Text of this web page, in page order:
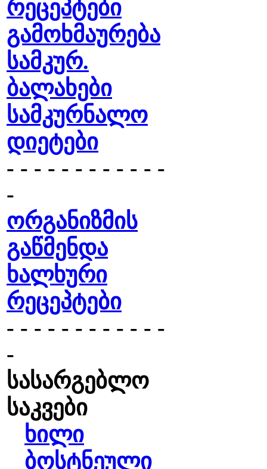
რეცეპტები
გამოხმაურება
სამკურ.
ბალახები
სამკურნალო
დიეტები
- - - - - - - - - - - -
-
ორგანიზმის
გაწმენდა
ხალხური
რეცეპტები
- - - - - - - - - - - -
-
სასარგებლო
საკვები
ხილი
ბოსტნეული